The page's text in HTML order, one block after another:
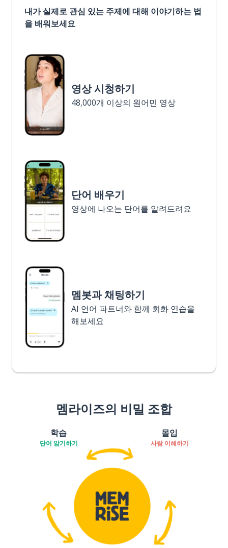
내가 실제로 관심 있는 주제에 대해 이야기하는 법
을 배워보세요
영상 시청하기
48,000개 이상의 원어민 영상
단어 배우기
영상에 나오는 단어를 알려드려요
멤봇과 채팅하기
AI 언어 파트너와 함께 회화 연습을
해보세요
멤라이즈의 비밀 조합
학습
단어 암기하기
몰입
사람 이해하기